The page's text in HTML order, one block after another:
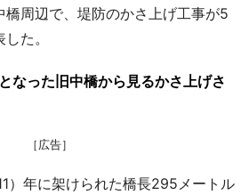
橋周辺で、堤防のかさ上げ工事が5
た。
なった旧中橋から見るかさ上げさ
［広告］
）年に架けられた橋長295メートル